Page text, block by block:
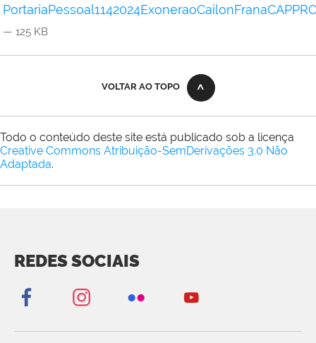
— 125 KB
VOLTAR AO TOPO
Todo o conteúdo deste site está publicado sob a licença
Creative Commons Atribuição-SemDerivações 3.0 Não
Adaptada.
REDES SOCIAIS